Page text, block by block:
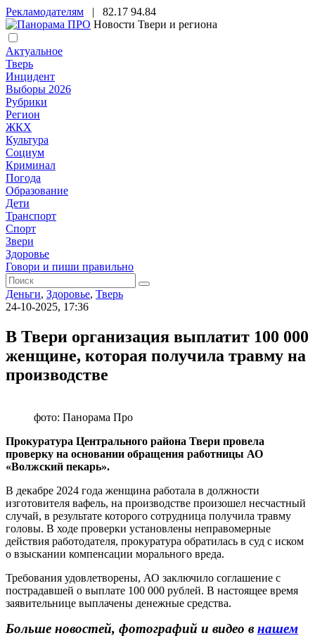
Рекламодателям | 82.17 94.84
Новости Твери и региона
Актуальное
Тверь
Инцидент
Выборы 2026
Рубрики
Регион
ЖКХ
Культура
Социум
Криминал
Погода
Образование
Дети
Транспорт
Спорт
Звери
Здоровье
Говори и пиши правильно
Деньги, Здоровье, Тверь
24-10-2025, 17:36
В Твери организация выплатит 100 000
женщине, которая получила травму на
производстве
фото: Панорама Про
Прокуратура Центрального района Твери провела
проверку на основании обращения работницы АО
«Волжский пекарь».
В декабре 2024 года женщина работала в должности
изготовителя вафель, на производстве произошел несчастный
случай, в результате которого сотрудница получила травму
головы. В ходе проверки установлены неправомерные
действия работодателя, прокуратура обратилась в суд с иском
о взыскании компенсации морального вреда.
Требования удовлетворены, АО заключило соглашение с
пострадавшей о выплате 100 000 рублей. В настоящее время
заявительнице выплачены денежные средства.
Больше новостей, фотографий и видео в нашем